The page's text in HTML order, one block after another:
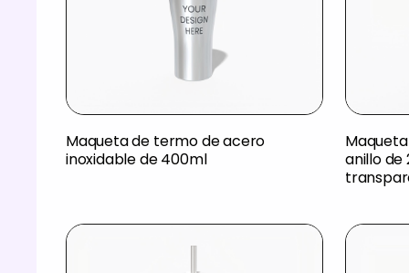
Maqueta de termo de acero
inoxidable de 400ml
anillo de